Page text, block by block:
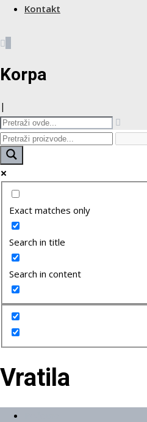
Kontakt
Korpa
|
Exact matches only
Search in title
Search in content
Vratila